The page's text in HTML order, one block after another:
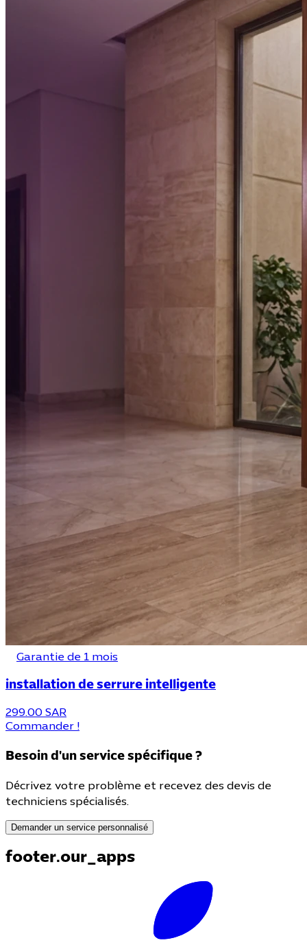
Garantie de 1 mois
installation de serrure intelligente
299.00 SAR
Commander !
Besoin d'un service spécifique ?
Décrivez votre problème et recevez des devis de
techniciens spécialisés.
Demander un service personnalisé
footer.our_apps